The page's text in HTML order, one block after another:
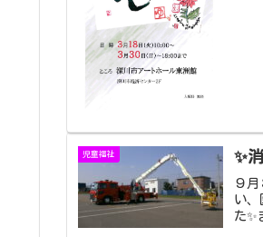
児童福祉 ✨
９
い、
た✨